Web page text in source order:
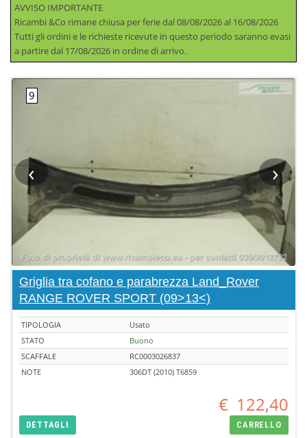
AVVISO IMPORTANTE
Ricambi &Co rimane chiusa per ferie dal 08/08/2026 al 16/08/2026
Tutti gli ordini e le richieste ricevute in questo periodo saranno evasi
a partire dal 17/08/2026 in ordine di arrivo.
‹ ›
Griglia tra cofano e parabrezza Land_Rover
RANGE ROVER SPORT (09>13<)
TIPOLOGIA
Usato
STATO
Buono
SCAFFALE
RC0003026837
NOTE
306DT (2010) T6859
€ 122,40
DETTAGLI CARRELLO